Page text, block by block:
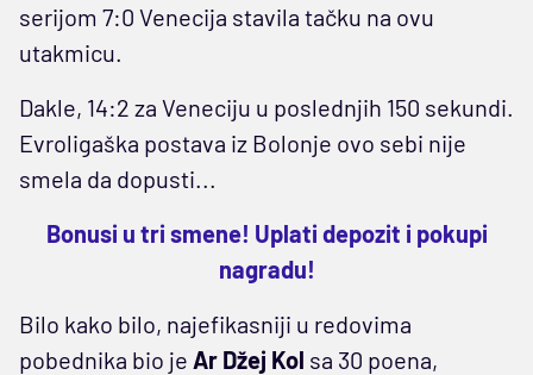
serijom 7:0 Venecija stavila tačku na ovu
utakmicu.
Dakle, 14:2 za Veneciju u poslednjih 150 sekundi.
Evroligaška postava iz Bolonje ovo sebi nije
smela da dopusti...
Bonusi u tri smene! Uplati depozit i pokupi
nagradu!
Bilo kako bilo, najefikasniji u redovima
pobednika bio je Ar Džej Kol sa 30 poena,